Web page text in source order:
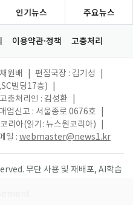
인기뉴스 주요뉴스
이용약관·정책 고충처리
원배 편집국장 : 김기성
빌딩17층)
고충처리인 : 김성환
업신고 : 서울종로 0676호
리아(읽기: 뉴스원코리아)
일 : webmaster@news1.kr
무단 사용 및 재배포, AI학습